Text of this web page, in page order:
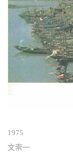
1975
文崇一